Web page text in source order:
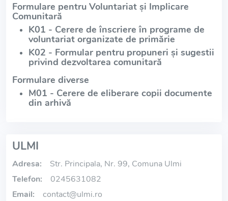
Formulare pentru Voluntariat și Implicare
Comunitară
K01 - Cerere de înscriere în programe de
voluntariat organizate de primărie
K02 - Formular pentru propuneri și sugestii
privind dezvoltarea comunitară
Formulare diverse
M01 - Cerere de eliberare copii documente
din arhivă
ULMI
Adresa:
Str. Principala, Nr. 99, Comuna Ulmi
Telefon:
0245631082
Email:
contact@ulmi.ro